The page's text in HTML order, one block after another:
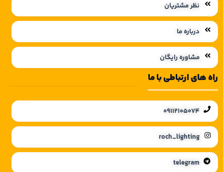
نظر مشتریان
درباره ما
مشاوره رایگان
راه های ارتباطی با ما
09112105074
roch_lighting
telegram